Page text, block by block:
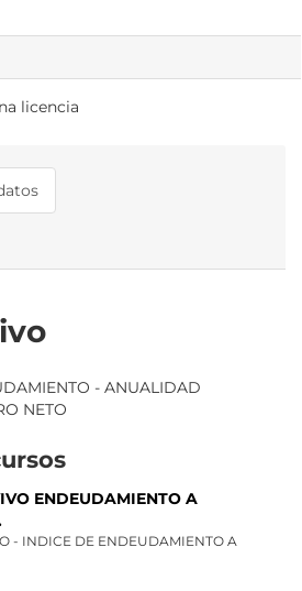
licencia
- ANUALIDAD
NETO
ENDEUDAMIENTO A
- INDICE DE ENDEUDAMIENTO A